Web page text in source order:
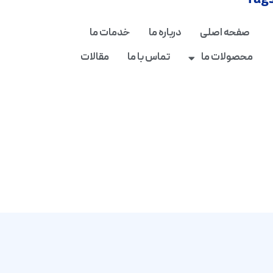
صفحه اصلی درباره ما
خدمات ما
محصولات ما
تماس با ما مقالات